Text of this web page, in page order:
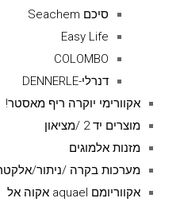
סיכם Seachem
Easy Life
COLOMBO
דנרלי-DENNERLE
אקוורימי יוקרה ריף מאסטר!
מוצרים יד 2 /מציאון
מזנות אלמוגים
מערכות בקרה /ניתור/
אקווריומם aquael אקוה אל